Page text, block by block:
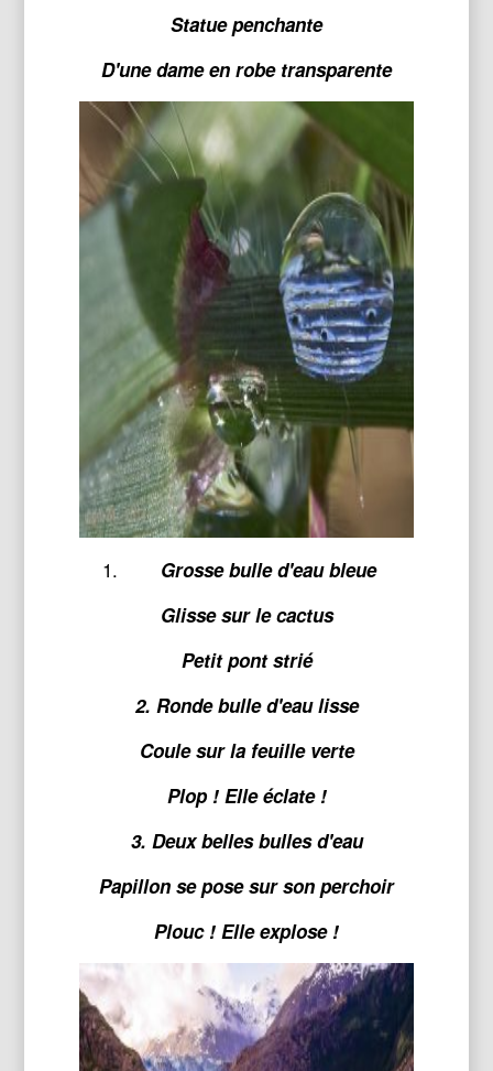
Statue penchante
D'une dame en robe transparente
Grosse bulle d'eau bleue
Glisse sur le cactus
Petit pont strié
2. Ronde bulle d'eau lisse
Coule sur la feuille verte
Plop ! Elle éclate !
3. Deux belles bulles d'eau
Papillon se pose sur son perchoir
Plouc ! Elle explose !